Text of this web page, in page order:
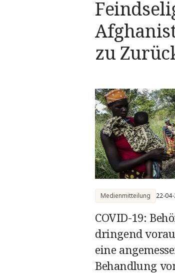
zu
COVID-19:
dringend
eine
Behandlung
Medienmitteilung 22-